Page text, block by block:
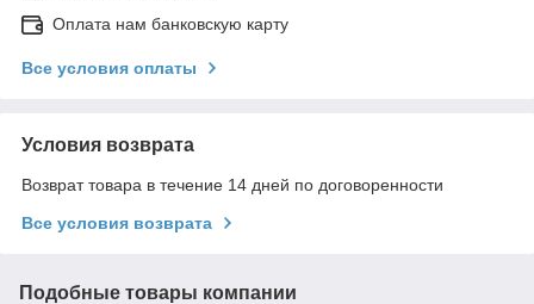
Оплата нам банковскую карту
Все условия оплаты
Условия возврата
Возврат товара в течение 14 дней по договоренности
Все условия возврата
Подобные товары компании